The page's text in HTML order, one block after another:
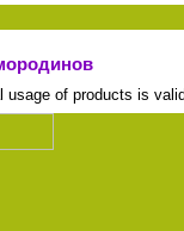
of products is